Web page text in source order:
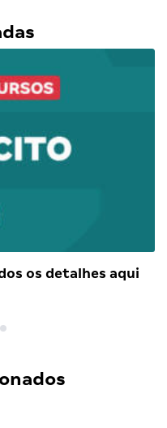
os detalhes aqui